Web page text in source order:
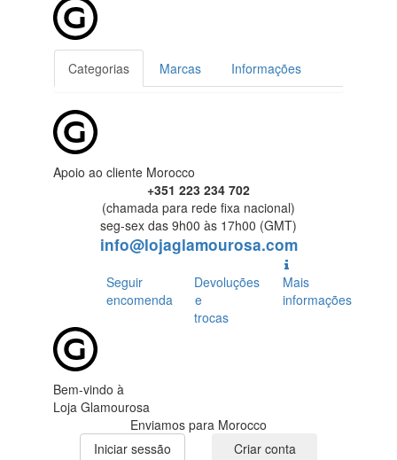
Categorias Marcas Informações
Apoio ao cliente Morocco
+351 223 234 702
(chamada para rede fixa nacional)
seg-sex das 9h00 às 17h00 (GMT)
info@lojaglamourosa.com
Seguir
encomenda
Devoluções
e
trocas
Mais
informações
Bem-vindo à
Loja Glamourosa
Enviamos para Morocco
Iniciar sessão
Criar conta